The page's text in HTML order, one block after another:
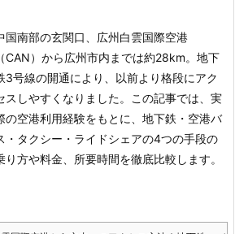
国南部の玄関口、広州白雲国際空港
（CAN）から広州市内までは約28km。地下
3号線の開通により、以前より格段にアク
スしやすくなりました。この記事では、実
の空港利用経験をもとに、地下鉄・空港バ
・タクシー・ライドシェアの4つの手段の
り方や料金、所要時間を徹底比較します。